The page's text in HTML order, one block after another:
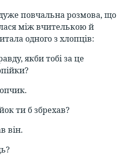
повчальна розмова, що
між вчителькою й
одного з хлопців:
якби тобі за це
ти б збрехав?
він.